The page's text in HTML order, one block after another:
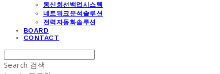
통신회선백업시스템
네트워크분석솔루션
전력자동화솔루션
BOARD
CONTACT
Search 검색